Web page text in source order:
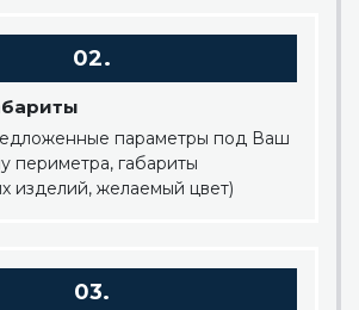
02.
параметры под Ваш
периметра, габариты
изделий, желаемый цвет)
03.